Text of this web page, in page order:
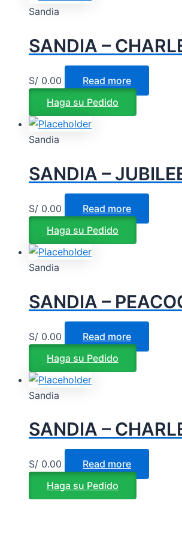
Sandia
SANDIA –
S/ 0.00
Read more
Haga su Pedido
Sandia
SANDIA –
S/ 0.00
Read more
Haga su Pedido
Sandia
SANDIA –
S/ 0.00
Read more
Haga su Pedido
Sandia
SANDIA –
S/ 0.00
Read more
Haga su Pedido